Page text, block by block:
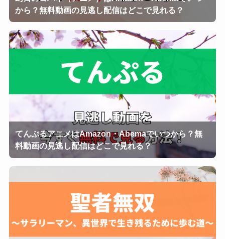
から？無料動画の見逃し配信はどこで見れる？
てんぷるアニメはAmazon・Abemaでいつから？無
料動画の見逃し配信はどこで見れる？